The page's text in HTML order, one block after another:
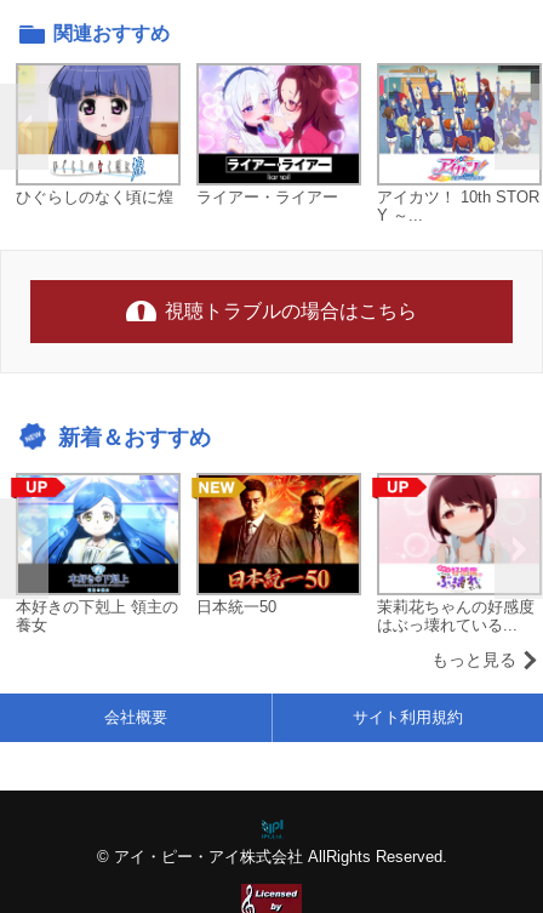
関連おすすめ
ひぐらしのなく頃に煌 ライアー・ライアー
アイカツ！ 10th STOR
Y ～...
視聴トラブルの場合はこちら
新着＆おすすめ
本好きの下剋上 領主の
養女
日本統一50
茉莉花ちゃんの好感度
はぶっ壊れている...
もっと見る
© アイ・ピー・アイ株式会社 AllRights Reserved.
会社概要 サイト利用規約